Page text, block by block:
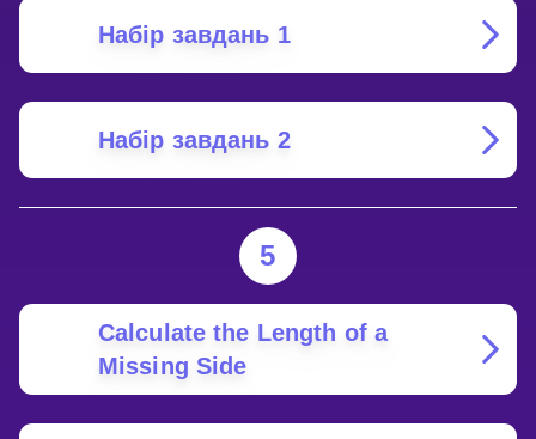
Набір завдань 1
Набір завдань 2
5
Calculate the Length of a
Missing Side